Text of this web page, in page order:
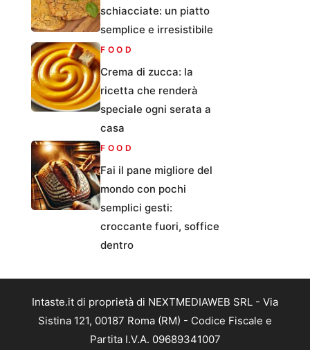
schiacciate: un piatto
semplice e irresistibile
FOOD
Crema di zucca: la
ricetta che renderà
speciale ogni serata a
casa
FOOD
Fai il pane migliore del
mondo con pochi
semplici gesti:
croccante fuori, soffice
dentro
Intaste.it di proprietà di NEXTMEDIAWEB SRL - Via
Sistina 121, 00187 Roma (RM) - Codice Fiscale e
Partita I.V.A. 09689341007